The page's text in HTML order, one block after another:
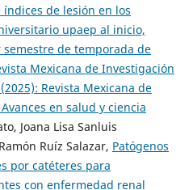
de lesión en los
upaep al inicio,
de temporada de
Mexicana de Investigación
Revista Mexicana de
en salud y ciencia
Joana Lisa Sanluis
Ruíz Salazar, Patógenos
por catéteres para
con enfermedad renal